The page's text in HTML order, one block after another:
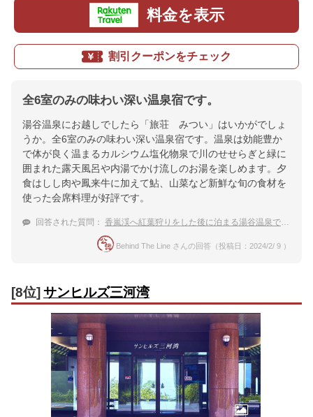
料金を表示
割引クーポンをチェック
全6室のみの味わい深い温泉宿です。
湯谷温泉にお越しでしたら「旅荘 みつい」はいかがでしょ
うか。全6室のみの味わい深い温泉宿です。温泉は効能豊か
で体が良く温まるカルシウム塩化物泉で川のせせらぎと緑に
囲まれた露天風呂や内湯でかけ流しのお湯を楽しめます。夕
食はしし肉や鳳来牛に加えて鮎、山菜など新鮮な旬の食材を
使った会席料理が好評です。
回答された質問： 香嵐渓へ紅葉狩りをした後に泊まる湯谷温泉で家族旅行におすすめの宿
Behind The Line さんの回答（投稿日：2024/2/ 9 ）
[8位] サンヒルズ三河湾